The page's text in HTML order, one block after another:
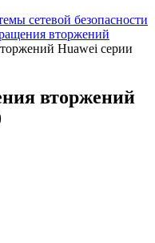
сетевой безопасности
вторжений
Huawei серии
вторжений